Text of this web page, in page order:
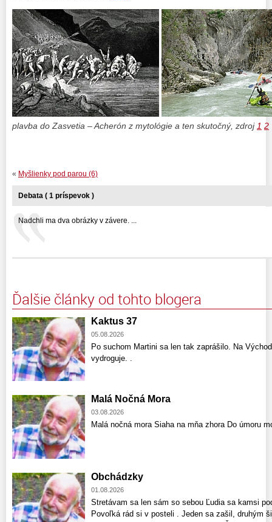
plavba do Zasvetia – Acherón z mytológie a ten skutočný, zdroj 1 2
« Myšlienky pod parou (6)
Debata ( 1 príspevok )
Nadchli ma dva obrázky v závere. ...
Ďalšie články od tohto blogera
Kaktus 37
05.08.2026
Po suchom Martini sa len tak zaprášilo. Na
vydroguje. .
Malá Nočná Mora
03.08.2026
Malá nočná mora Siaha na mňa zhora Do úmoru
Obchádzky
01.08.2026
Stretávam sa len sám so sebou Ľudia sa kamsi
Povoľká rád si v posteli . Jeden sa zašil, druhým